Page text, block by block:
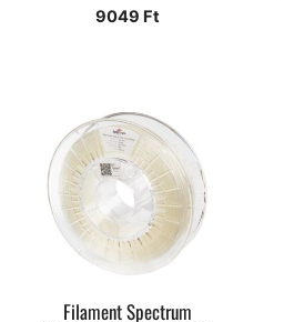
9049 Ft
Filament Spectrum